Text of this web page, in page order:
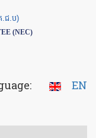
.ជ.ប)
(NEC)
EN